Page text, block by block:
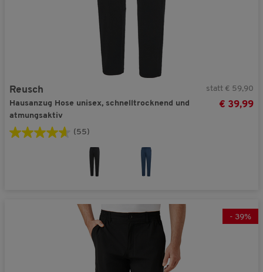
Reusch
Hausanzug Hose unisex, schnelltrocknend und
atmungsaktiv
statt € 59,90
€ 39,99
(55)
- 39%